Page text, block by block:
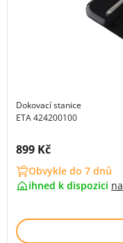
Dokovací stanice
ETA 424200100
Cena s DPH:
899 Kč
Obvykle do 7 dnů
ihned k dispozici na